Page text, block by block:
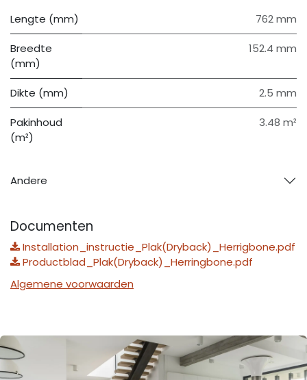
Lengte (mm) 762 mm
Breedte
(mm)
152.4 mm
Dikte (mm) 2.5 mm
Pakinhoud
(m²)
3.48 m²
Andere
Documenten
Installation_instructie_Plak(Dryback)_Herrigbone.pdf
Productblad_Plak(Dryback)_Herringbone.pdf
Algemene voorwaarden